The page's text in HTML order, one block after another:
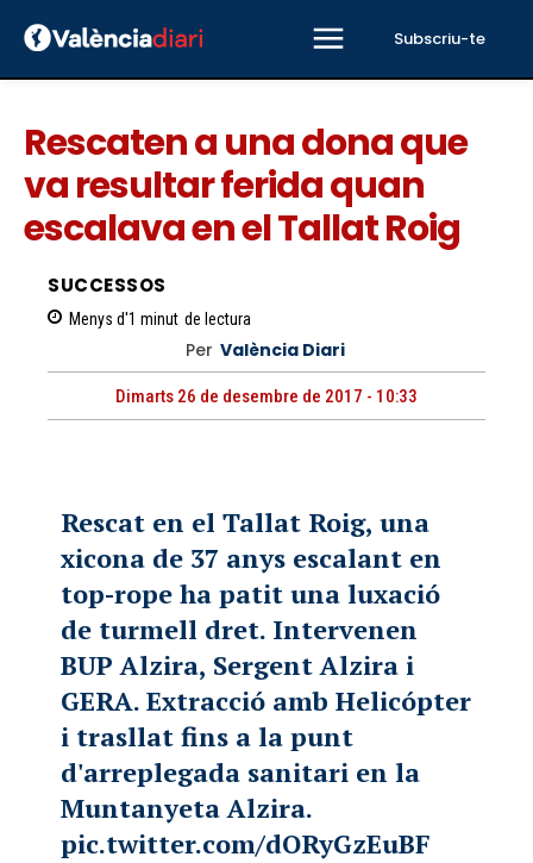
Subscriu-te
Rescaten a una dona que
va resultar ferida quan
escalava en el Tallat Roig
SUCCESSOS
Menys d'1 minut de lectura
Per València Diari
Dimarts 26 de desembre de 2017 - 10:33
Rescat en el Tallat Roig, una
xicona de 37 anys escalant en
top-rope ha patit una luxació
de turmell dret. Intervenen
BUP Alzira, Sergent Alzira i
GERA. Extracció amb Helicópter
i trasllat fins a la punt
d'arreplegada sanitari en la
Muntanyeta Alzira.
pic.twitter.com/dORyGzEuBF